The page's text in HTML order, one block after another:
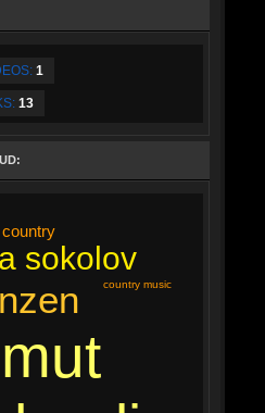
1
13
sokolov
country
country music